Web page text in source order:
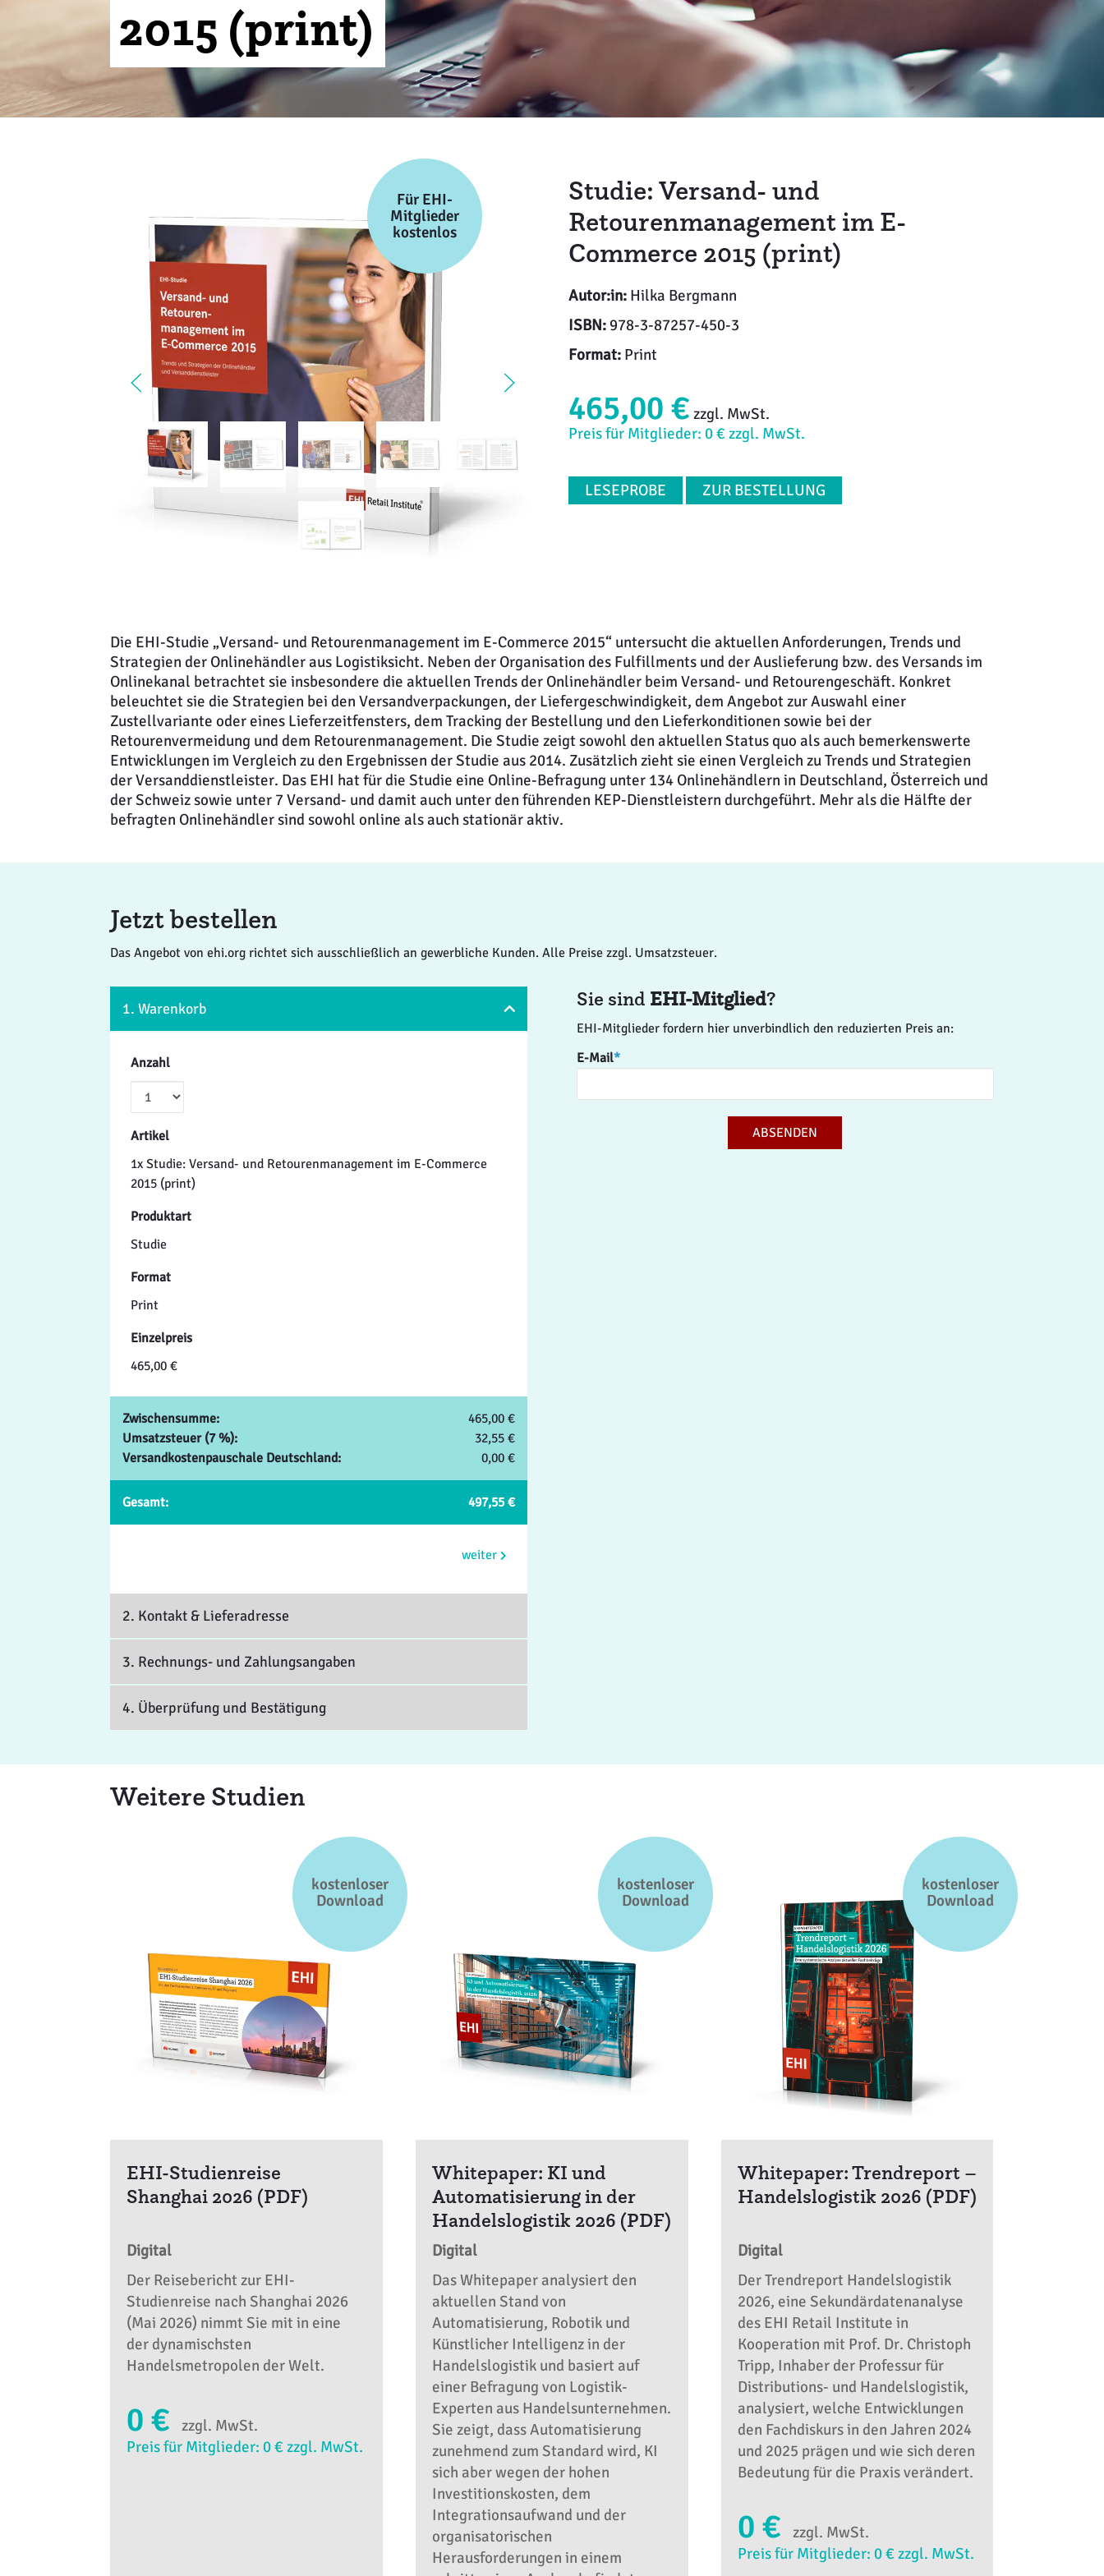
2015 (print)
Für EHI-
Mitglieder
kostenlos
Studie: Versand- und
Retourenmanagement im E-
Commerce 2015 (print)
Autor:in: Hilka Bergmann
ISBN: 978-3-87257-450-3
Format: Print
465,00 € zzgl. MwSt.
Preis für Mitglieder: 0 € zzgl. MwSt.
LESEPROBE ZUR BESTELLUNG
Die EHI-Studie „Versand- und Retourenmanagement im E-Commerce 2015“ untersucht die aktuellen Anforderungen, Trends und
Strategien der Onlinehändler aus Logistiksicht. Neben der Organisation des Fulfillments und der Auslieferung bzw. des Versands im
Onlinekanal betrachtet sie insbesondere die aktuellen Trends der Onlinehändler beim Versand- und Retourengeschäft. Konkret
beleuchtet sie die Strategien bei den Versandverpackungen, der Liefergeschwindigkeit, dem Angebot zur Auswahl einer
Zustellvariante oder eines Lieferzeitfensters, dem Tracking der Bestellung und den Lieferkonditionen sowie bei der
Retourenvermeidung und dem Retourenmanagement. Die Studie zeigt sowohl den aktuellen Status quo als auch bemerkenswerte
Entwicklungen im Vergleich zu den Ergebnissen der Studie aus 2014. Zusätzlich zieht sie einen Vergleich zu Trends und Strategien
der Versanddienstleister. Das EHI hat für die Studie eine Online-Befragung unter 134 Onlinehändlern in Deutschland, Österreich und
der Schweiz sowie unter 7 Versand- und damit auch unter den führenden KEP-Dienstleistern durchgeführt. Mehr als die Hälfte der
befragten Onlinehändler sind sowohl online als auch stationär aktiv.
Jetzt bestellen
Das Angebot von ehi.org richtet sich ausschließlich an gewerbliche Kunden. Alle Preise zzgl. Umsatzsteuer.
Sie sind EHI-Mitglied?
EHI-Mitglieder fordern hier unverbindlich den reduzierten Preis an:
E-Mail*
ABSENDEN
1. Warenkorb
Anzahl
Artikel
1x Studie: Versand- und Retourenmanagement im E-Commerce
2015 (print)
Produktart
Studie
Format
Print
Einzelpreis
465,00 €
Zwischensumme:
465,00 €
Umsatzsteuer (7 %):
32,55 €
Versandkostenpauschale Deutschland:
0,00 €
Gesamt: 497,55 €
weiter
2. Kontakt & Lieferadresse
3. Rechnungs- und Zahlungsangaben
4. Überprüfung und Bestätigung
Weitere Studien
kostenloser
Download
EHI-Studienreise
Shanghai 2026 (PDF)
Digital
Der Reisebericht zur EHI-
Studienreise nach Shanghai 2026
(Mai 2026) nimmt Sie mit in eine
der dynamischsten
Handelsmetropolen der Welt.
0 €
zzgl. MwSt.
Preis für Mitglieder: 0 € zzgl. MwSt.
kostenloser
Download
Whitepaper: KI und
Automatisierung in der
Handelslogistik 2026 (PDF)
Digital
Das Whitepaper analysiert den
aktuellen Stand von
Automatisierung, Robotik und
Künstlicher Intelligenz in der
Handelslogistik und basiert auf
einer Befragung von Logistik-
Experten aus Handelsunternehmen.
Sie zeigt, dass Automatisierung
zunehmend zum Standard wird, KI
sich aber wegen der hohen
Investitionskosten, dem
Integrationsaufwand und der
organisatorischen
Herausforderungen in einem
kostenloser
Download
Whitepaper: Trendreport –
Handelslogistik 2026 (PDF)
Digital
Der Trendreport Handelslogistik
2026, eine Sekundärdatenanalyse
des EHI Retail Institute in
Kooperation mit Prof. Dr. Christoph
Tripp, Inhaber der Professur für
Distributions- und Handelslogistik,
analysiert, welche Entwicklungen
den Fachdiskurs in den Jahren 2024
und 2025 prägen und wie sich deren
Bedeutung für die Praxis verändert.
0 €
zzgl. MwSt.
Preis für Mitglieder: 0 € zzgl. MwSt.
Ladenplanung + Einrichtung
Logistik + Verpackung